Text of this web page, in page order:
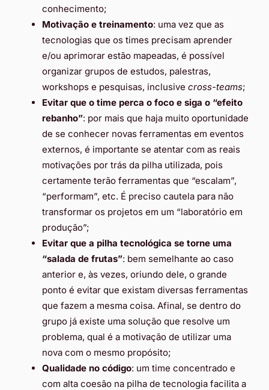
conhecimento;
Motivação e treinamento: uma vez que as
tecnologias que os times precisam aprender
e/ou aprimorar estão mapeadas, é possível
organizar grupos de estudos, palestras,
workshops e pesquisas, inclusive cross-teams;
Evitar que o time perca o foco e siga o “efeito
rebanho”: por mais que haja muito oportunidade
de se conhecer novas ferramentas em eventos
externos, é importante se atentar com as reais
motivações por trás da pilha utilizada, pois
certamente terão ferramentas que “escalam”,
“performam”, etc. É preciso cautela para não
transformar os projetos em um “laboratório em
produção”;
Evitar que a pilha tecnológica se torne uma
“salada de frutas”: bem semelhante ao caso
anterior e, às vezes, oriundo dele, o grande
ponto é evitar que existam diversas ferramentas
que fazem a mesma coisa. Afinal, se dentro do
grupo já existe uma solução que resolve um
problema, qual é a motivação de utilizar uma
nova com o mesmo propósito;
Qualidade no código: um time concentrado e
com alta coesão na pilha de tecnologia facilita a